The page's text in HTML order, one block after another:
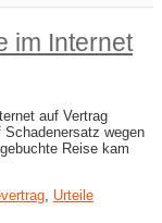
im Internet
auf Vertrag
Schadenersatz wegen
Reise kam
, Urteile